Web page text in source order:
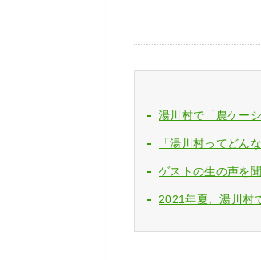
湯川村で「農ケー
「湯川村ってどん
ゲストの生の声を
2021年夏、湯川村